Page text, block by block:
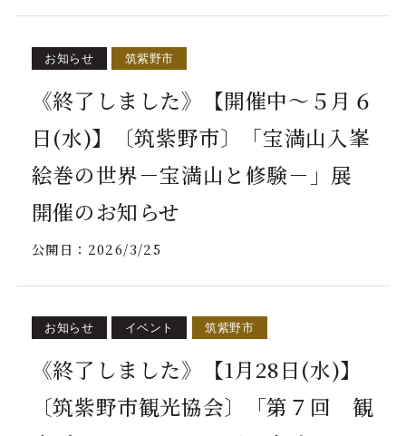
お知らせ 筑紫野市
《終了しました》【開催中～５月６
日(水)】〔筑紫野市〕「宝満山入峯
絵巻の世界－宝満山と修験－」展
開催のお知らせ
公開日： 2026/3/25
お知らせ イベント 筑紫野市
《終了しました》【1月28日(水)】
〔筑紫野市観光協会〕「第７回 観